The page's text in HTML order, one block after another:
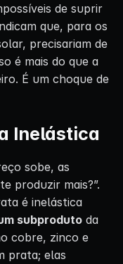
de suprir
que, para os
precisariam de
é mais do que a
É um choque de
Inelástica
sobe, as
produzir mais?”.
é inelástica
subproduto da
cobre, zinco e
prata; elas